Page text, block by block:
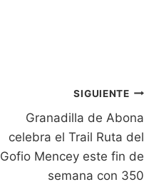
k
SIGUIENTE
Granadilla de Abona
celebra el Trail Ruta del
Gofio Mencey este fin de
semana con 350